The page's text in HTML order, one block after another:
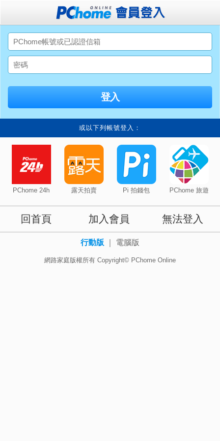
或以下列帳號登入：
PChome 24h 露天拍賣 Pi 拍錢包 PChome 旅遊
回首頁 加入會員 無法登入
行動版 電腦版
網路家庭版權所有 Copyright© PChome Online